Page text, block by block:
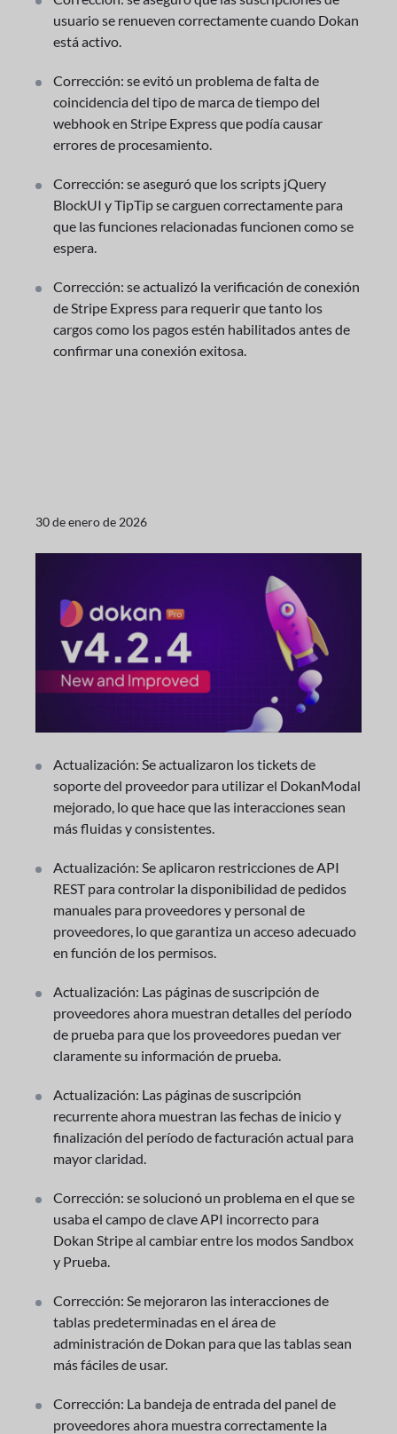
usuario se renueven correctamente cuando Dokan
está activo.
Corrección: se evitó un problema de falta de
coincidencia del tipo de marca de tiempo del
webhook en Stripe Express que podía causar
errores de procesamiento.
Corrección: se aseguró que los scripts jQuery
BlockUI y TipTip se carguen correctamente para
que las funciones relacionadas funcionen como se
espera.
Corrección: se actualizó la verificación de conexión
de Stripe Express para requerir que tanto los
cargos como los pagos estén habilitados antes de
confirmar una conexión exitosa.
30 de enero de 2026
Actualización: Se actualizaron los tickets de
soporte del proveedor para utilizar el DokanModal
mejorado, lo que hace que las interacciones sean
más fluidas y consistentes.
Actualización: Se aplicaron restricciones de API
REST para controlar la disponibilidad de pedidos
manuales para proveedores y personal de
proveedores, lo que garantiza un acceso adecuado
en función de los permisos.
Actualización: Las páginas de suscripción de
proveedores ahora muestran detalles del período
de prueba para que los proveedores puedan ver
claramente su información de prueba.
Actualización: Las páginas de suscripción
recurrente ahora muestran las fechas de inicio y
finalización del período de facturación actual para
mayor claridad.
Corrección: se solucionó un problema en el que se
usaba el campo de clave API incorrecto para
Dokan Stripe al cambiar entre los modos Sandbox
y Prueba.
Corrección: Se mejoraron las interacciones de
tablas predeterminadas en el área de
administración de Dokan para que las tablas sean
más fáciles de usar.
Corrección: La bandeja de entrada del panel de
proveedores ahora muestra correctamente la